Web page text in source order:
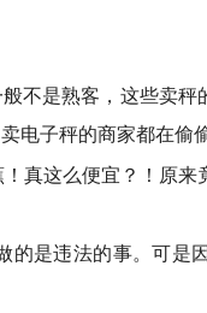
不是熟客，这些卖
电子秤的商家都在偷
是违法的事。可是